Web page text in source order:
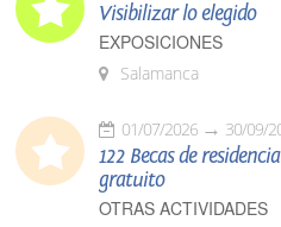
Visibilizar lo elegido
EXPOSICIONES
Salamanca
01/07/2026 30/09/
122 Becas de
gratuito
OTRAS ACTIVIDADES